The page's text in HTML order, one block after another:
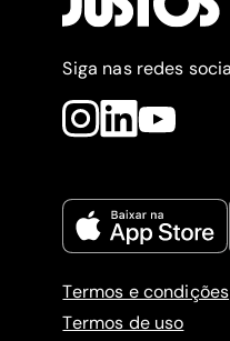
Siga nas redes
Termos e condições
Termos de uso